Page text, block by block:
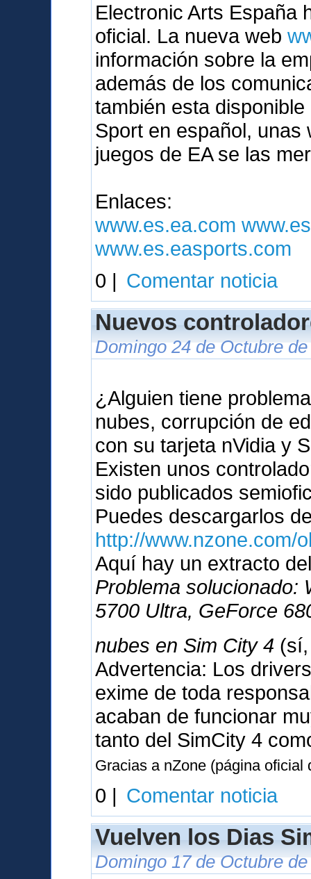
Electronic Arts España
oficial. La nueva web
información sobre la
además de los
también esta
Sport en español, unas
juegos de EA se las
Enlaces:
www.es.ea.com
www.es.easports.com
0 | Comentar noticia
Nuevos
Domingo 24 de Octubre
¿Alguien tiene
nubes, corrupción de
con su tarjeta nVidia y
Existen unos
sido publicados
Puedes descargarlos
http://www.nzone.com/
Aquí hay un extracto
Problema solucionado:
5700 Ultra, GeForce
nubes en Sim City 4
Advertencia: Los
exime de toda
acaban de funcionar
tanto del SimCity 4
Gracias a nZone (página
0 | Comentar noticia
Vuelven los Dias
Domingo 17 de Octubre